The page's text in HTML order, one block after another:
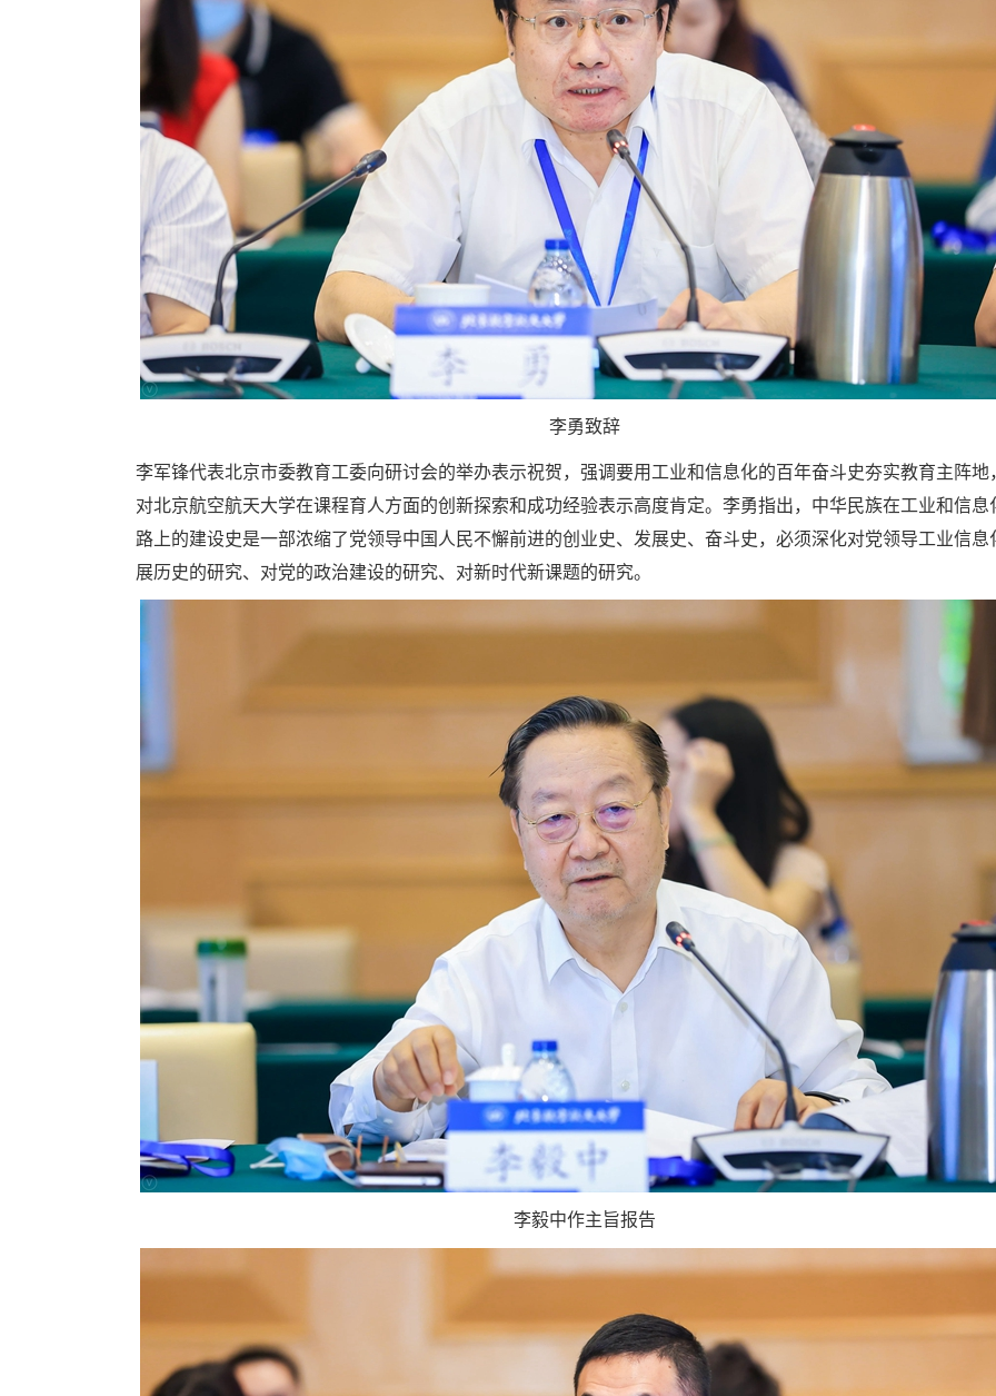
李勇致辞
李军锋代表北京市委教育工委向研讨会的举办表示祝贺，强调要用工业和信息化的百年奋斗史夯实教育主阵地
对北京航空航天大学在课程育人方面的创新探索和成功经验表示高度肯定。李勇指出，中华民族在工业和信息
路上的建设史是一部浓缩了党领导中国人民不懈前进的创业史、发展史、奋斗史，必须深化对党领导工业信息
展历史的研究、对党的政治建设的研究、对新时代新课题的研究。
李毅中作主旨报告